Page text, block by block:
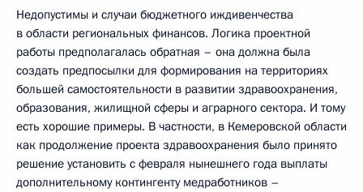
Недопустимы и случаи бюджетного иждивенчества
в области региональных финансов. Логика проектной
работы предполагалась обратная – она должна была
создать предпосылки для формирования на территориях
большей самостоятельности в развитии здравоохранения,
образования, жилищной сферы и аграрного сектора. И тому
есть хорошие примеры. В частности, в Кемеровской области
как продолжение проекта здравоохранения было принято
решение установить с февраля нынешнего года выплаты
дополнительному контингенту медработников –